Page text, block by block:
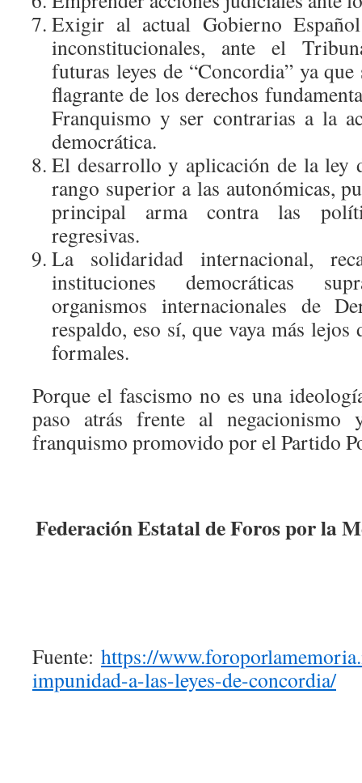
Exigir al actual Gobierno
inconstitucionales, ante el
futuras leyes de “Concordia” ya
flagrante de los derechos
Franquismo y ser contrarias a la
democrática.
El desarrollo y aplicación de la ley
rango superior a las autonómicas,
principal arma contra las
regresivas.
La solidaridad internacional,
instituciones democráticas
organismos internacionales de
respaldo, eso sí, que vaya más lejos
formales.
Porque el fascismo no es una
paso atrás frente al negacionismo
franquismo promovido por el Partido
Federación Estatal de Foros por la
Fuente: https://
impunidad-a-las-leyes-de-concordia/